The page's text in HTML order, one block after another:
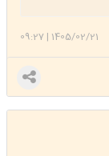
1405/02/21
|
09:27